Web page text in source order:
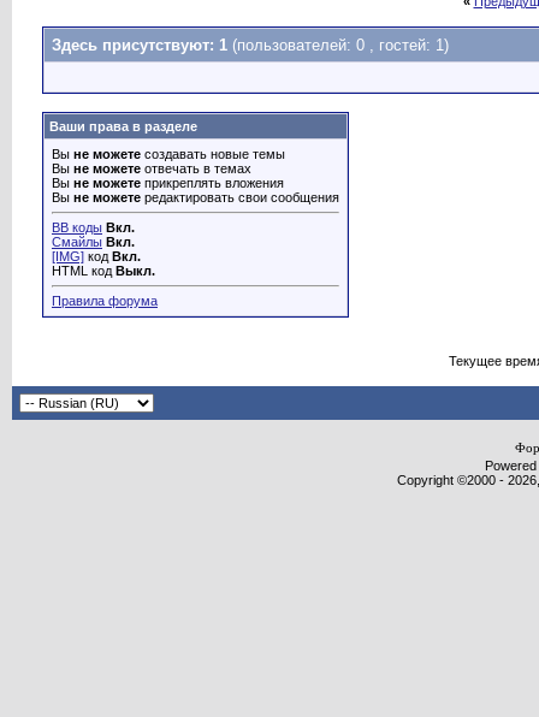
Здесь присутствуют: 1 (пользователей: 0 , гостей: 1)
Ваши права в разделе
Вы не можете создавать новые темы
Вы не можете отвечать в темах
Вы не можете прикреплять вложения
Вы не можете редактировать свои сообщения
BB коды Вкл.
Смайлы Вкл.
[IMG] код Вкл.
HTML код Выкл.
Правила форума
Текущее
Copyright ©2000 -